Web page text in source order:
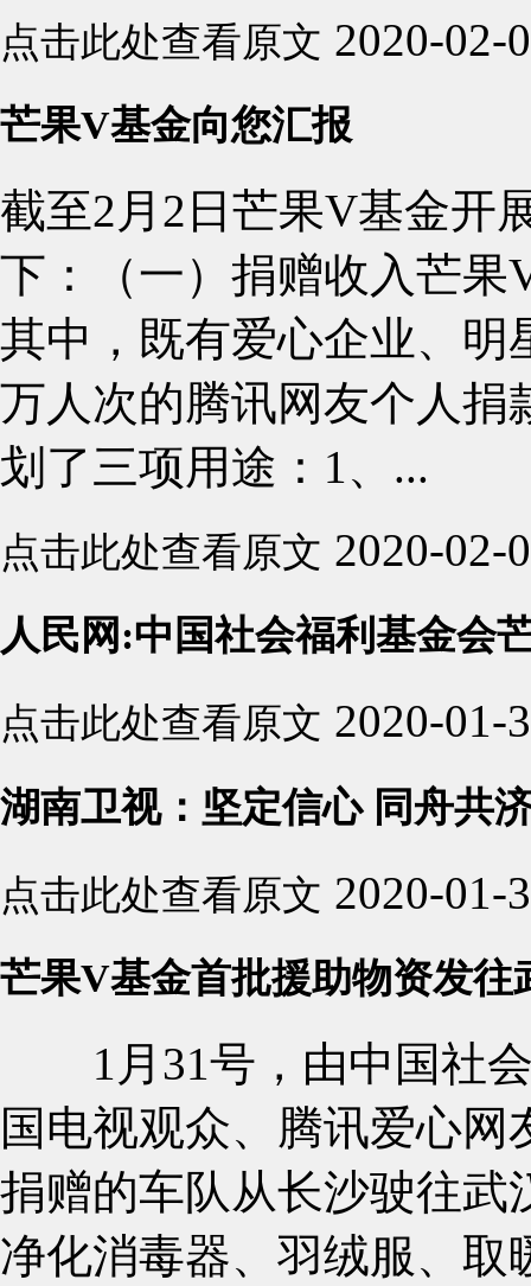
点击此处查看原文 2020-02-
芒果V基金向您汇报
截至2月2日芒果V基金开
下：（一）捐赠收入芒果
其中，既有爱心企业、明
万人次的腾讯网友个人捐
划了三项用途：1、...
点击此处查看原文 2020-02-
人民网:中国社会福利基金会
点击此处查看原文 2020-01-
湖南卫视：坚定信心 同舟共
点击此处查看原文 2020-01-
芒果V基金首批援助物资发往
1月31号，由中国社会
国电视观众、腾讯爱心
捐赠的车队从长沙驶往
净化消毒器、羽绒服、取